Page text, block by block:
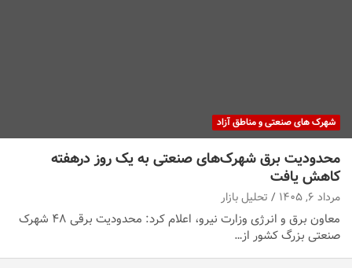
شهرک های صنعتی و مناطق آزاد
محدودیت برق شهرک‌های صنعتی به یک روز درهفته
کاهش یافت
مرداد ۶, ۱۴۰۵ تحلیل بازار
معاون برق و انرژی وزارت نیرو، اعلام کرد: محدودیت برقی ۴۸ شهرک
صنعتی بزرگ کشور از…